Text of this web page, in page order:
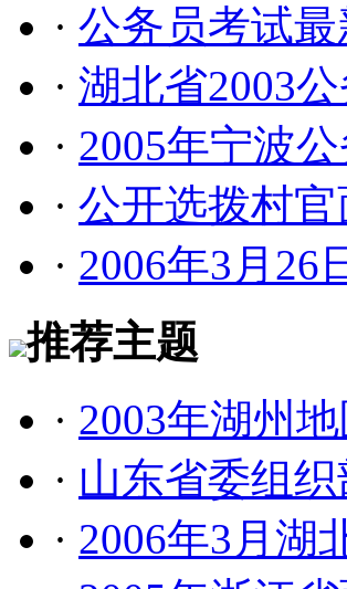
· 公务员考试
· 湖北省2003
· 2005年宁波
· 公开选拨村
· 2006年3月26
推荐主题
· 2003年湖州
· 山东省委组
· 2006年3月湖